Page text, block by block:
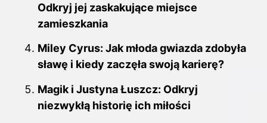
Odkryj jej zaskakujące miejsce
zamieszkania
Miley Cyrus: Jak młoda gwiazda zdobyła
sławę i kiedy zaczęła swoją karierę?
Magik i Justyna Łuszcz: Odkryj
niezwykłą historię ich miłości